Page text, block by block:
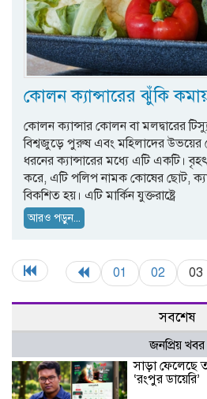
কোলন ক্যান্সারের ঝুঁকি
কোলন ক্যান্সার কোলন বা মলদ্বারের
বিশ্বজুড়ে পুরুষ এবং মহিলাদের উভয়ের
ধরনের ক্যান্সারের মধ্যে এটি একটি।
করে, এটি পলিপ নামক কোষের ছোট,
বিকশিত হয়। এটি মার্কিন যুক্তরাষ্ট্রে
আরও পড়ুন...
01 02 03
সবশেষ
জনপ্রিয় খবর
সাড়া ফেলেছে
‘রংপুর ডায়েরি’